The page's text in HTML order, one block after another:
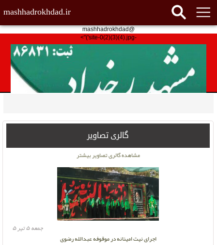
@mashhadrokhdad
mashhadrokhdad.ir
-site-0(2)(3)(4).jpg')">
گالری تصاویر
اجرای نیت امینانه در موقوفه عبدالله رضوی
جمعه ۵ تیر ۵
مشاهده گالری تصاویر بیشتر